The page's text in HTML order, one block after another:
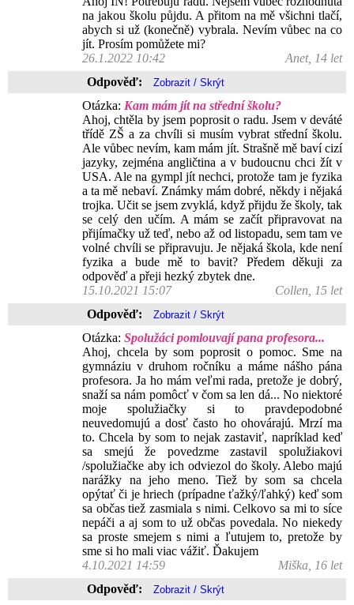
na jakou školu půjdu. A přitom na mě všichni tlačí,
abych si už (konečně) vybrala. Nevím vůbec na co
jít. Prosím pomůžete mi?
26.1.2022 10:42
Anet, 14 let
Odpověď:
Otázka: Kam mám jít na střední školu?
Ahoj, chtěla by jsem poprosit o radu. Jsem v deváté
třídě ZŠ a za chvíli si musím vybrat střední školu.
Ale vůbec nevím, kam mám jít. Strašně mě baví cizí
jazyky, zejména angličtina a v budoucnu chci žít v
USA. Ale na gympl jít nechci, protože tam je fyzika
a ta mě nebaví. Známky mám dobré, někdy i nějaká
trojka. Učit se jsem zvyklá, když přijdu že školy, tak
se celý den učím. A mám se začít připravovat na
přijímačky už teď, nebo až od listopadu, sem tam ve
volné chvíli se připravuju. Je nějaká škola, kde není
fyzika a bude mě to bavit? Předem děkuji za
odpověď a přeji hezký zbytek dne.
15.10.2021 15:07
Collen, 15 let
Odpověď:
Otázka: Spolužáci pomlouvají pana profesora...
Ahoj, chcela by som poprosit o pomoc. Sme na
gymnáziu v druhom ročníku a máme nášho pána
profesora. Ja ho mám veľmi rada, pretože je dobrý,
snaží sa nám pomôcť v čom sa len dá... No niektoré
moje spolužiačky si to pravdepodobné
neuvedomujú a dosť často ho ohovárajú. Mrzí ma
to. Chcela by som to nejak zastaviť, napríklad keď
sa smejú že povedzme zastavil spolužiakovi
/spolužiačke aby ich odviezol do školy. Alebo majú
narážky na jeho meno. Tiež by som sa chcela
opýtať či je hriech (prípadne ťažký/ľahký) keď som
sa občas tiež zasmiala s nimi. Celkovo sa mi to síce
nepáči a aj som to už občas povedala. No niekedy
sa proste smejem s nimi a ľutujem to, pretože by
sme si ho mali viac vážiť. Ďakujem
4.10.2021 14:59
Miška, 16 let
Odpověď: